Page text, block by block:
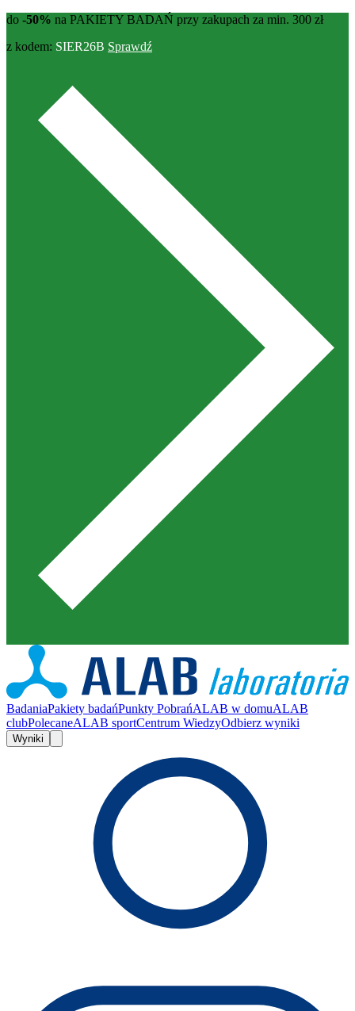
do -50% na PAKIETY BADAŃ przy zakupach za min. 300 zł
z kodem: SIER26B Sprawdź
BadaniaPakiety badańPunkty PobrańALAB w domuALAB
clubPolecaneALAB sportCentrum WiedzyOdbierz wyniki
Wyniki